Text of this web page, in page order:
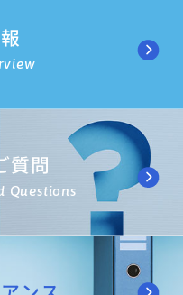
質問
Questions